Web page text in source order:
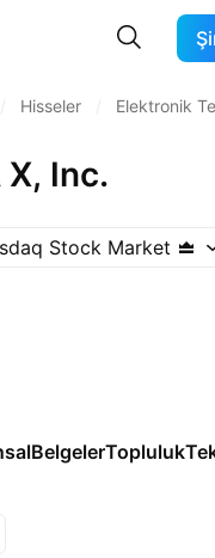
Hisseler Elektronik
X, Inc.
Stock Market
BelgelerTopluluk